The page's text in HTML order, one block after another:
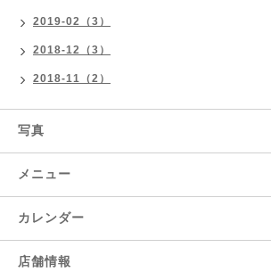
2019-02（3）
2018-12（3）
2018-11（2）
写真
メニュー
カレンダー
店舗情報